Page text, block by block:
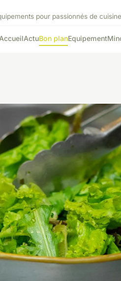
pour passionnés de cuisine
AccueilActuBon planEquipement